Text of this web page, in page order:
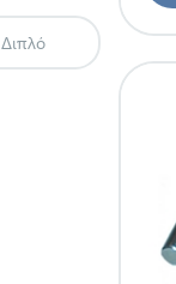
Διπλό